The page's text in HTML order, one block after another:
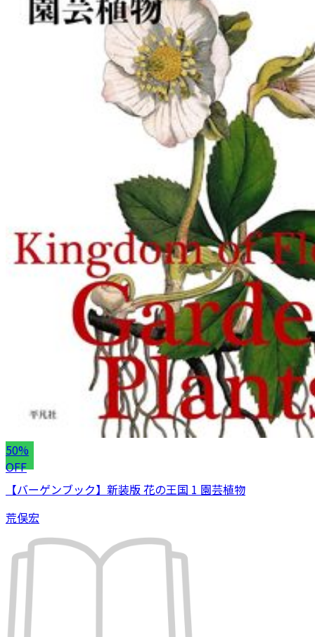
50%
OFF
【バーゲンブック】新装版 花の王国 1 園芸植物
荒俣宏